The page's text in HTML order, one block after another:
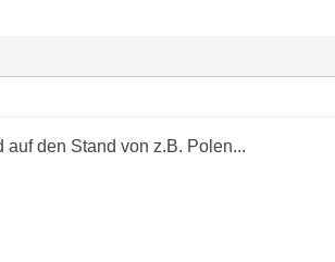
den Stand von z.B. Polen...